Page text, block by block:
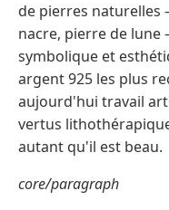
de pierres
nacre, pierre de
symbolique et
argent 925 les plus
aujourd'hui travail
vertus
autant qu'il est beau.
core/paragraph